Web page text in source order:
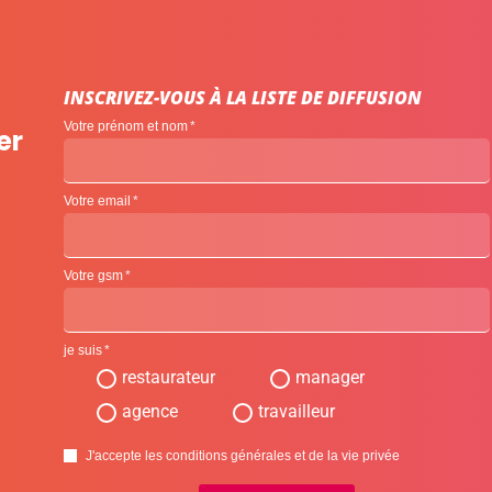
INSCRIVEZ-VOUS À LA LISTE DE DIFFUSION
Votre prénom et nom
Votre email
Votre gsm
je suis
restaurateur
manager
agence
travailleur
J'accepte les conditions générales et de la vie privée